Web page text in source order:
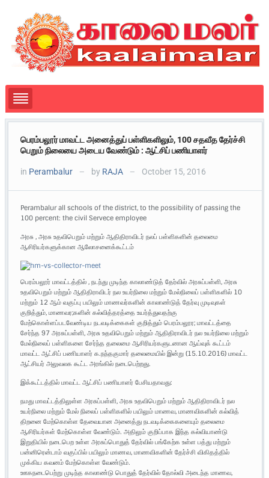
பெரம்பலூர் மாவட்ட அனைத்துப் பள்ளிகளிலும், 100 சதவீத தேர்ச்சி
பெறும் நிலையை அடைய வேண்டும் : ஆட்சிப் பணியாளர்
in Perambalur — by RAJA — October 15, 2016
Perambalur all schools of the district, to the possibility of passing the
100 percent: the civil Servece employee
அரசு , அரசு உதவிபெறும் மற்றும் ஆதிதிராவிடர் நலப் பள்ளிகளின் தலைமை
ஆசிரியர்களுக்கான ஆலோசனைக்கூட்டம்
பெரம்பலூர் மாவட்டத்தில் , நடந்து முடிந்த காலாண்டுத் தேர்வில் அரசுப்பள்ளி, அரசு
உதவிபெறும் மற்றும் ஆதிதிராவிடர் நல உயர்நிலை மற்றும் மேல்நிலைப் பள்ளிகளில் 10
மற்றும் 12 ஆம் வகுப்பு பயிலும் மாணவர்களின் காலாண்டுத் தேர்வு முடிவுகள்
குறித்தும், மாணவர;களின் கல்வித்தரத்தை உயர்த்துவதற்கு
மேற்கொள்ளப்படவேண்டிய நடவடிக்கைகள் குறித்தும் பெரம்பலூர; மாவட்டத்தை
சேர்ந்த 97 அரசுப்பள்ளி, அரசு உதவிபெறும் மற்றும் ஆதிதிராவிடர் நல உயர்நிலை மற்றும்
மேல்நிலைப் பள்ளிகளை சேர்ந்த தலைமை ஆசிரியர்களுடனான ஆய்வுக் கூட்டம்
மாவட்ட ஆட்சிப் பணியாளர் க.நந்தகுமார் தலைமையில் இன்று (15.10.2016) மாவட்ட
ஆட்சியர் அலுவலக கூட்ட அரங்கில் நடைபெற்றது.
இக்கூட்டத்தில் மாவட்ட ஆட்சிப் பணியாளர் பேசியதாவது:
நமது மாவட்டத்திலுள்ள அரசுப்பள்ளி, அரசு உதவிபெறும் மற்றும் ஆதிதிராவிடர் நல
உயர்நிலை மற்றும் மேல் நிலைப் பள்ளிகளில் பயிலும் மாணவ, மாணவிகளின் கல்வித்
திறனை மேற்கொள்ள தேவையான அனைத்து நடவடிக்கைகளையும் தலைமை
ஆசிரியர்கள் மேற்கொள்ள வேண்டும். அதிலும் குறிப்பாக இந்த கல்வியாண்டு
இறுதியில் நடைபெற உள்ள அரசுப்பொதுத் தேர்வில் பங்கேற்க உள்ள பத்து மற்றும்
பன்னிரென்டாம் வகுப்பில் பயிலும் மாணவ, மாணவிகளின் தேர்ச்சி விகிதத்தில்
முக்கிய கவனம் மேற்கொள்ள வேண்டும்.
ஊகநடைபெற்று முடிந்த காலாண்டு பொதுத் தேர்வில் தோல்வி அடைந்த மாணவ,